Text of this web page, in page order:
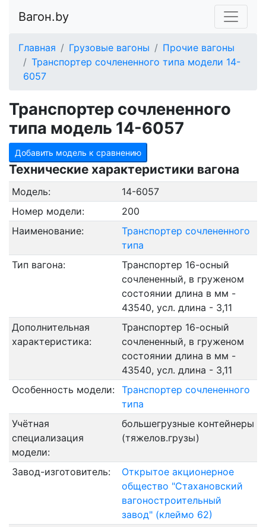
Вагон.by
Главная Грузовые вагоны
Прочие вагоны
Транспортер сочлененного типа модели 14-
6057
Транспортер сочлененного
типа модель 14-6057
Добавить модель к сравнению
Технические характеристики вагона
Модель:
14-6057
Номер модели:
200
Наименование:
Транспортер сочлененного
типа
Тип вагона:
Транспортер 16-осный
сочлененный, в груженом
состоянии длина в мм -
43540, усл. длина - 3,11
Дополнительная
характеристика:
Транспортер 16-осный
сочлененный, в груженом
состоянии длина в мм -
43540, усл. длина - 3,11
Особенность модели:
Транспортер сочлененного
типа
Учётная
специализация
модели:
большегрузные контейнеры
(тяжелов.грузы)
Завод-изготовитель:
Открытое акционерное
общество "Стахановский
вагоностроительный
завод" (клеймо 62)